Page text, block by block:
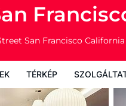
San Francisco California
TÉRKÉP